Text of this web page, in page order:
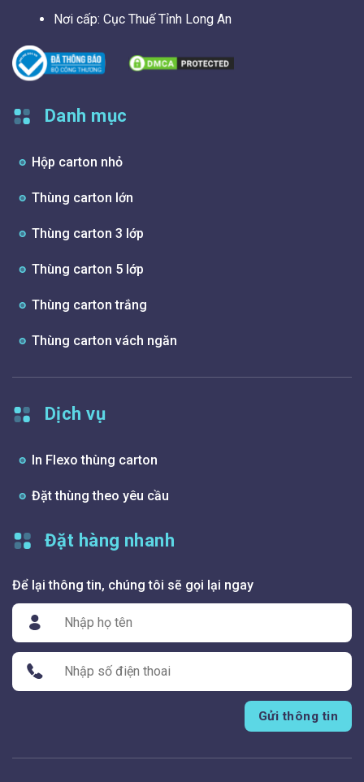
Nơi cấp: Cục Thuế Tỉnh Long An
Danh mục
Hộp carton nhỏ
Thùng carton lớn
Thùng carton 3 lớp
Thùng carton 5 lớp
Thùng carton trắng
Thùng carton vách ngăn
Dịch vụ
In Flexo thùng carton
Đặt thùng theo yêu cầu
Đặt hàng nhanh
Để lại thông tin, chúng tôi sẽ gọi lại ngay
Gửi thông tin